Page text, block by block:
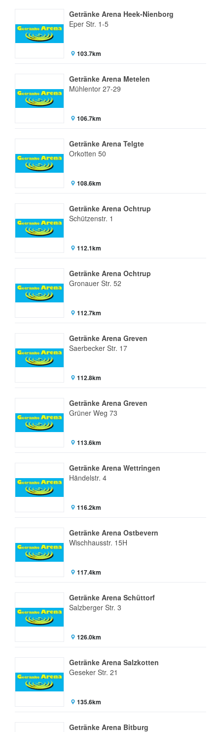
Getränke Arena Heek-Nienborg
Eper Str. 1-5
103.7km
Getränke Arena Metelen
Mühlentor 27-29
106.7km
Getränke Arena Telgte
Orkotten 50
108.6km
Getränke Arena Ochtrup
Schützenstr. 1
112.1km
Getränke Arena Ochtrup
Gronauer Str. 52
112.7km
Getränke Arena Greven
Saerbecker Str. 17
112.8km
Getränke Arena Greven
Grüner Weg 73
113.6km
Getränke Arena Wettringen
Händelstr. 4
116.2km
Getränke Arena Ostbevern
Wischhausstr. 15H
117.4km
Getränke Arena Schüttorf
Salzberger Str. 3
126.0km
Getränke Arena Salzkotten
Geseker Str. 21
135.6km
Getränke Arena Bitburg